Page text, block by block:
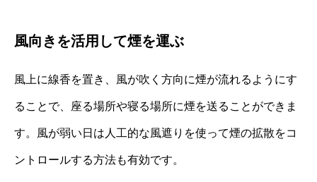
風向きを活用して煙を運ぶ
風上に線香を置き、風が吹く方向に煙が流れるようにす
ることで、座る場所や寝る場所に煙を送ることができま
す。風が弱い日は人工的な風遮りを使って煙の拡散をコ
ントロールする方法も有効です。